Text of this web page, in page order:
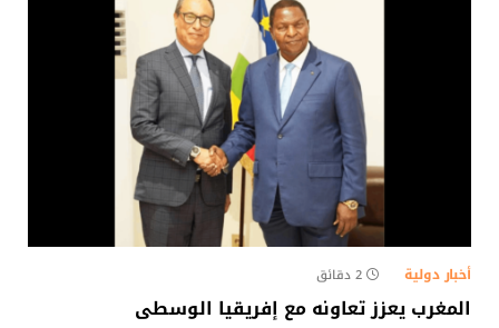
أخبار دولية 2 دقائق
المغرب يعزز تعاونه مع إفريقيا الوسطى